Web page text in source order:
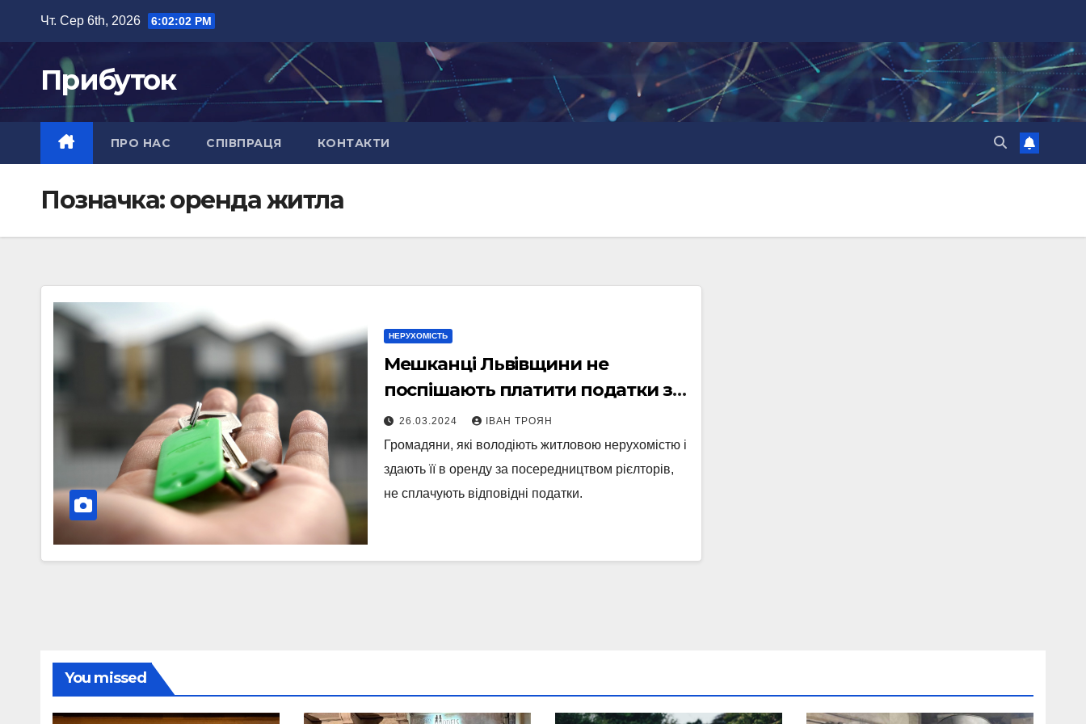
вмісту
Чт. Сер 6th, 2026 6:02:03 PM
Прибуток
ПРО НАС СПІВПРАЦЯ КОНТАКТИ
Позначка:оренда житла
НЕРУХОМІСТЬ
Мешканці Львівщини не
поспішають платити податки з
доходу від здавання житла в
оренду
26.03.2024 ІВАН ТРОЯН
Громадяни, які володіють житловою нерухомістю і
здають її в оренду за посередництвом рієлторів,
не сплачують відповідні податки.
You missed